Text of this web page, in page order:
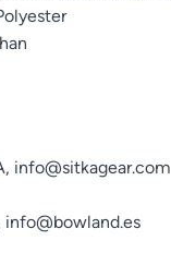
info@sitkagear.com
info@bowland.es